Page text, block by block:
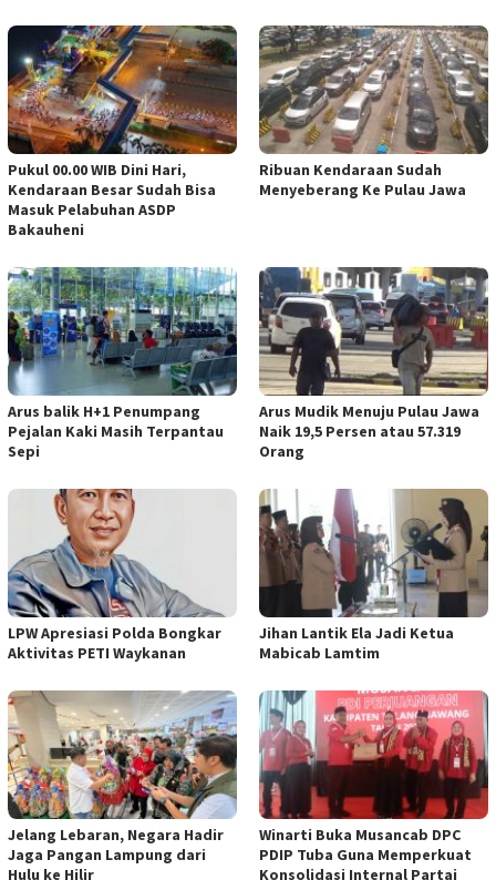
Pukul 00.00 WIB Dini Hari,
Kendaraan Besar Sudah Bisa
Masuk Pelabuhan ASDP
Bakauheni
Ribuan Kendaraan Sudah
Menyeberang Ke Pulau Jawa
Arus balik H+1 Penumpang
Pejalan Kaki Masih Terpantau
Sepi
Arus Mudik Menuju Pulau Jawa
Naik 19,5 Persen atau 57.319
Orang
LPW Apresiasi Polda Bongkar
Aktivitas PETI Waykanan
Jihan Lantik Ela Jadi Ketua
Mabicab Lamtim
Jelang Lebaran, Negara Hadir
Jaga Pangan Lampung dari
Hulu ke Hilir
Winarti Buka Musancab DPC
PDIP Tuba Guna Memperkuat
Konsolidasi Internal Partai